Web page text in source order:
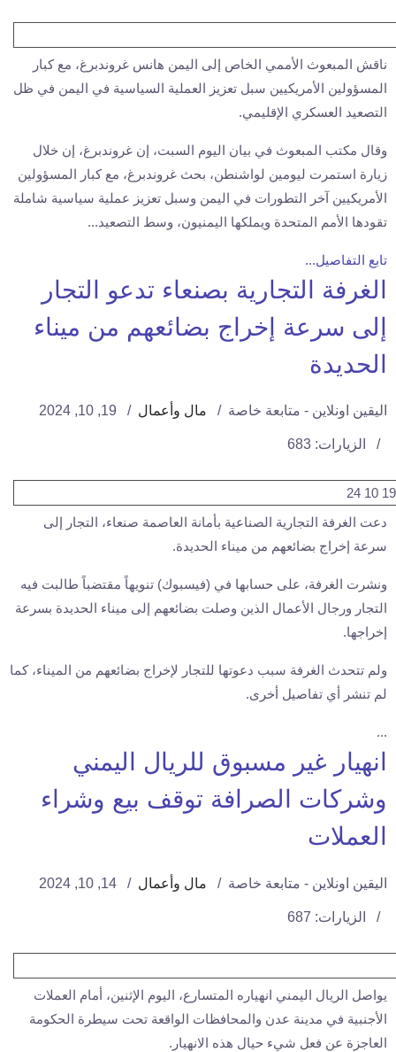
ناقش المبعوث الأممي الخاص إلى اليمن هانس غروندبرغ، مع كبار
المسؤولين الأمريكيين سبل تعزيز العملية السياسية في اليمن في ظل
التصعيد العسكري الإقليمي.
وقال مكتب المبعوث في بيان اليوم السبت، إن غروندبرغ، إن خلال
زيارة استمرت ليومين لواشنطن، بحث غروندبرغ، مع كبار المسؤولين
الأمريكيين آخر التطورات في اليمن وسبل تعزيز عملية سياسية شاملة
تقودها الأمم المتحدة ويملكها اليمنيون، وسط التصعيد...
تابع التفاصيل...
الغرفة التجارية بصنعاء تدعو التجار
إلى سرعة إخراج بضائعهم من ميناء
الحديدة
اليقين اونلاين - متابعة خاصة مال وأعمال 19, 10, 2024
الزيارات: 683
دعت الغرفة التجارية الصناعية بأمانة العاصمة صنعاء، التجار إلى
سرعة إخراج بضائعهم من ميناء الحديدة.
ونشرت الغرفة، على حسابها في (فيسبوك) تنويهاً مقتضباً طالبت فيه
التجار ورجال الأعمال الذين وصلت بضائعهم إلى ميناء الحديدة بسرعة
إخراجها.
ولم تتحدث الغرفة سبب دعوتها للتجار لإخراج بضائعهم من الميناء، كما
لم تنشر أي تفاصيل أخرى.
...
انهيار غير مسبوق للريال اليمني
وشركات الصرافة توقف بيع وشراء
العملات
اليقين اونلاين - متابعة خاصة مال وأعمال 14, 10, 2024
الزيارات: 687
يواصل الريال اليمني انهياره المتسارع، اليوم الإثنين، أمام العملات
الأجنبية في مدينة عدن والمحافظات الواقعة تحت سيطرة الحكومة
العاجزة عن فعل شيء حيال هذه الانهيار.